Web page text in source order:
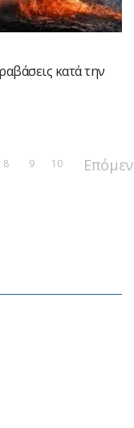
κατά την
8 9 10